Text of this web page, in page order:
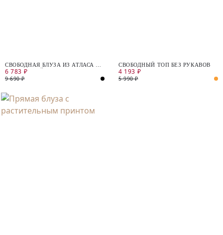
СВОБОДНАЯ БЛУЗА ИЗ АТЛАСА С
ГОРЛОВИНОЙ ЛОДОЧКА
6 783 ₽
9 690 ₽
СВОБОДНЫЙ ТОП БЕЗ РУКАВОВ
4 193 ₽
5 990 ₽